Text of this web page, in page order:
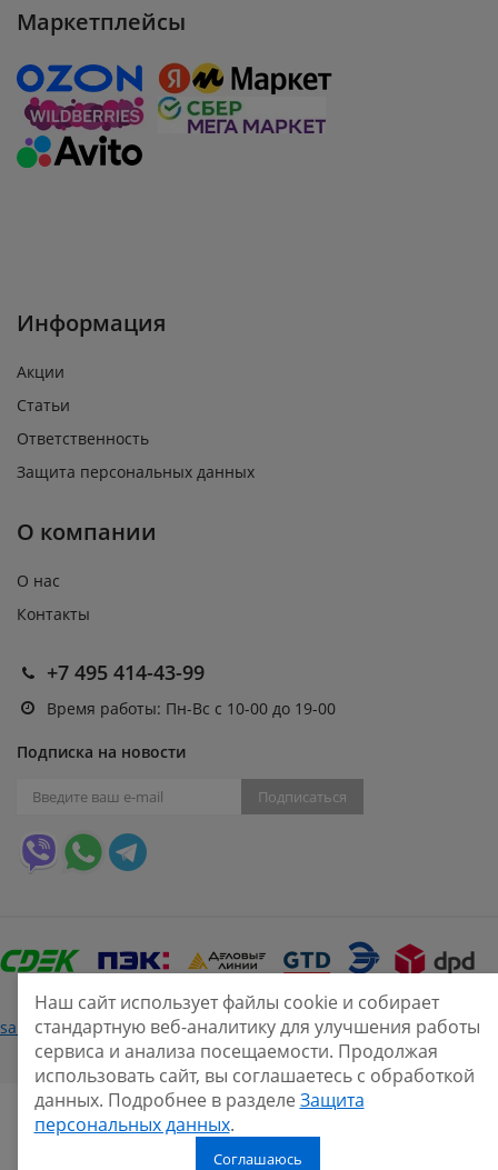
Маркетплейсы
Информация
Акции
Статьи
Ответственность
Защита персональных данных
О компании
О нас
Контакты
+7 495 414-43-99
Время работы: Пн-Вс с 10-00 до 19-00
Подписка на новости
Подписаться
sale@smarine.shop 2026Нашли ошибку?
Наш сайт использует файлы cookie и собирает
стандартную веб-аналитику для улучшения работы
сервиса и анализа посещаемости. Продолжая
использовать сайт, вы соглашаетесь с обработкой
данных. Подробнее в разделе Защита
персональных данных.
Соглашаюсь